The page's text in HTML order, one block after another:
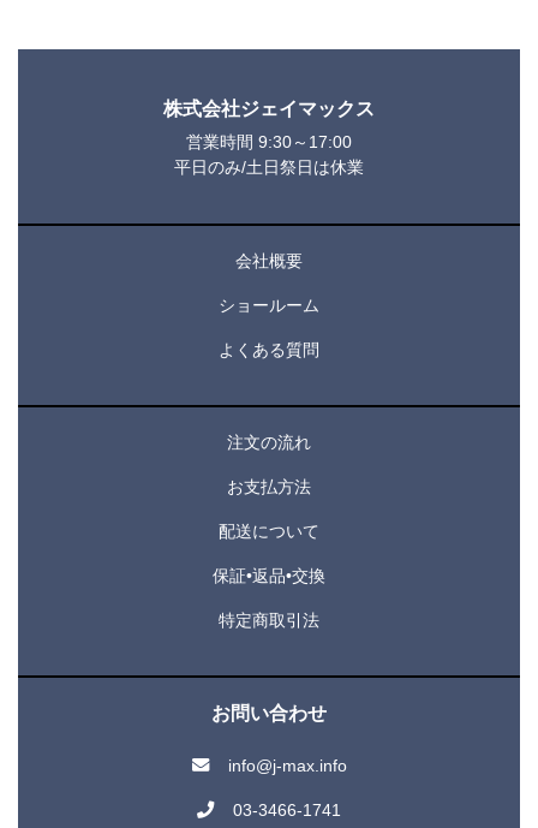
株式会社ジェイマックス
営業時間 9:30～17:00
平日のみ/土日祭日は休業
会社概要
ショールーム
よくある質問
注文の流れ
お支払方法
配送について
保証•返品•交換
特定商取引法
お問い合わせ
info@j-max.info
03-3466-1741